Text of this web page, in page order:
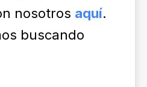
nosotros aquí.
buscando